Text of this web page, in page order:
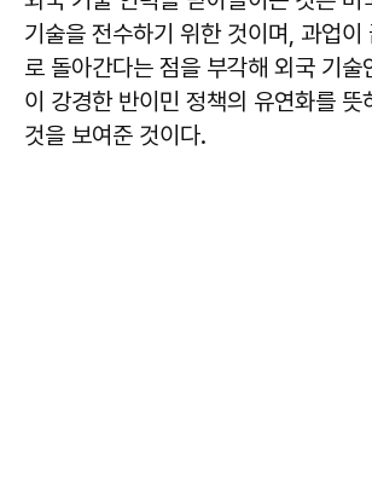
기술을 전수하기 위한 것이며, 과업이
로 돌아간다는 점을 부각해 외국 기술
이 강경한 반이민 정책의 유연화를 뜻
것을 보여준 것이다.